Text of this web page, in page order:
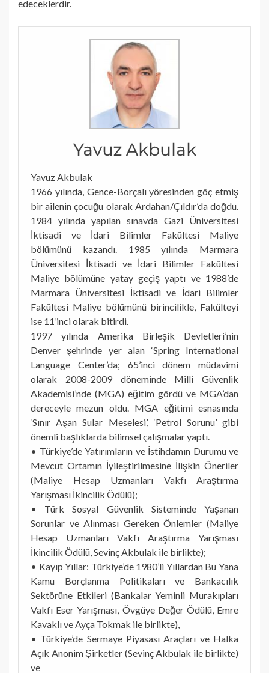
edeceklerdir.
Yavuz Akbulak
Yavuz Akbulak
1966 yılında, Gence-Borçalı yöresinden göç etmiş
bir ailenin çocuğu olarak Ardahan/Çıldır’da doğdu.
1984 yılında yapılan sınavda Gazi Üniversitesi
İktisadi ve İdari Bilimler Fakültesi Maliye
bölümünü kazandı. 1985 yılında Marmara
Üniversitesi İktisadi ve İdari Bilimler Fakültesi
Maliye bölümüne yatay geçiş yaptı ve 1988’de
Marmara Üniversitesi İktisadi ve İdari Bilimler
Fakültesi Maliye bölümünü birincilikle, Fakülteyi
ise 11’inci olarak bitirdi.
1997 yılında Amerika Birleşik Devletleri’nin
Denver şehrinde yer alan ‘Spring International
Language Center’da; 65’inci dönem müdavimi
olarak 2008-2009 döneminde Milli Güvenlik
Akademisi’nde (MGA) eğitim gördü ve MGA’dan
dereceyle mezun oldu. MGA eğitimi esnasında
‘Sınır Aşan Sular Meselesi’, ‘Petrol Sorunu’ gibi
önemli başlıklarda bilimsel çalışmalar yaptı.
• Türkiye’de Yatırımların ve İstihdamın Durumu ve
Mevcut Ortamın İyileştirilmesine İlişkin Öneriler
(Maliye Hesap Uzmanları Vakfı Araştırma
Yarışması İkincilik Ödülü);
• Türk Sosyal Güvenlik Sisteminde Yaşanan
Sorunlar ve Alınması Gereken Önlemler (Maliye
Hesap Uzmanları Vakfı Araştırma Yarışması
İkincilik Ödülü, Sevinç Akbulak ile birlikte);
• Kayıp Yıllar: Türkiye’de 1980’li Yıllardan Bu Yana
Kamu Borçlanma Politikaları ve Bankacılık
Sektörüne Etkileri (Bankalar Yeminli Murakıpları
Vakfı Eser Yarışması, Övgüye Değer Ödülü, Emre
Kavaklı ve Ayça Tokmak ile birlikte),
• Türkiye’de Sermaye Piyasası Araçları ve Halka
Açık Anonim Şirketler (Sevinç Akbulak ile birlikte)
ve